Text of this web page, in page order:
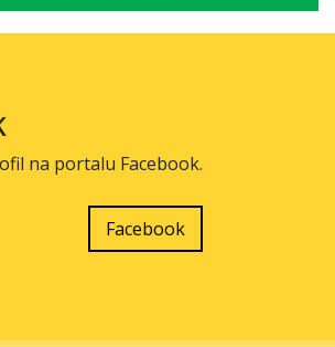
na portalu Facebook.
Facebook